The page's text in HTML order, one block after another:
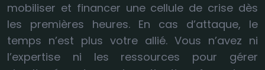
mobiliser et financer une cellule de crise dès
les premières heures. En cas d’attaque, le
temps n’est plus votre allié. Vous n’avez ni
l’expertise ni les ressources pour gérer